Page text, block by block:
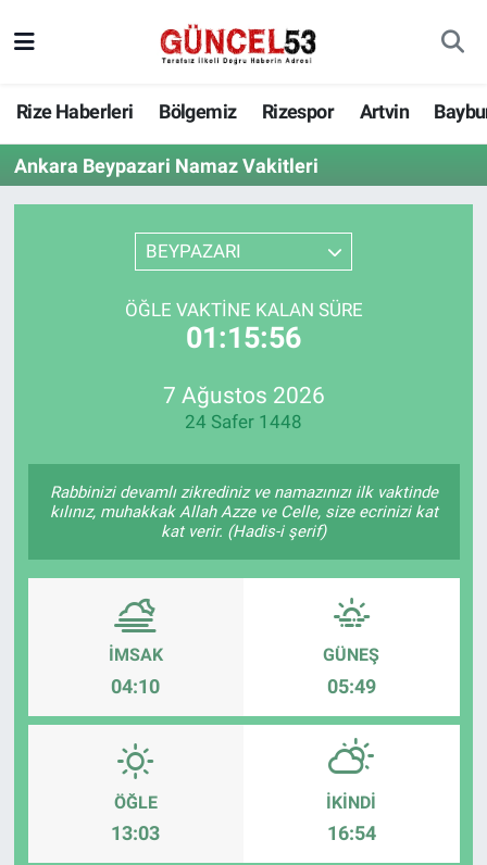
Rize Haberleri Bölgemiz Rizespor Artvin
Ankara Beypazari Namaz Vakitleri
BEYPAZARI
ÖĞLE VAKTINE KALAN SÜRE
01:15:56
7 Ağustos 2026
24 Safer 1448
Rabbinizi devamlı zikrediniz ve namazınızı ilk vaktinde
kılınız, muhakkak Allah Azze ve Celle, size ecrinizi kat
kat verir. (Hadis-i şerif)
İMSAK
04:10
GÜNEŞ
05:49
ÖĞLE
13:03
İKINDI
16:54